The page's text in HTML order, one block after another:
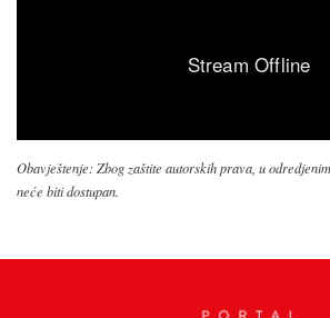
Obavještenje: Zbog zaštite autorskih prava, u
neće biti dostupan.